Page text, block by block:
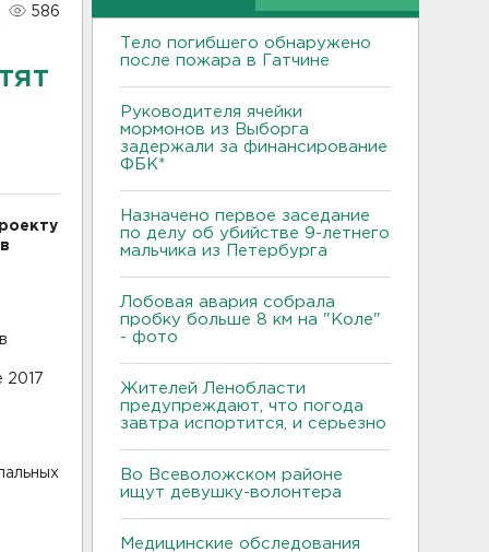
586
2017
Тело погибшего обнаружено
после пожара в Гатчине
Руководителя ячейки
мормонов из Выборга
задержали за финансирование
ФБК*
Назначено первое заседание
по делу об убийстве 9-летнего
мальчика из Петербурга
Лобовая авария собрала
пробку больше 8 км на "Коле"
- фото
Жителей Ленобласти
предупреждают, что погода
завтра испортится, и серьезно
Во Всеволожском районе
ищут девушку-волонтера
Медицинские обследования